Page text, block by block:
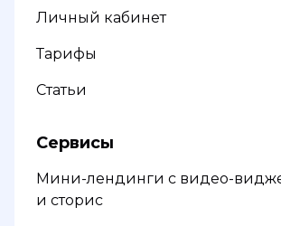
Личный кабинет
Тарифы
Статьи
Сервисы
Мини-лендинги с видео-
и сторис